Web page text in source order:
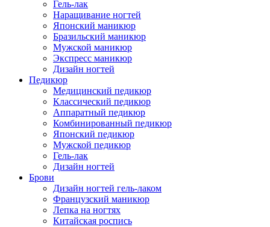
Гель-лак
Наращивание ногтей
Японский маникюр
Бразильский маникюр
Мужской маникюр
Экспресс маникюр
Дизайн ногтей
Педикюр
Медицинский педикюр
Классический педикюр
Аппаратный педикюр
Комбинированный педикюр
Японский педикюр
Мужской педикюр
Гель-лак
Дизайн ногтей
Брови
Дизайн ногтей гель-лаком
Французский маникюр
Лепка на ногтях
Китайская роспись